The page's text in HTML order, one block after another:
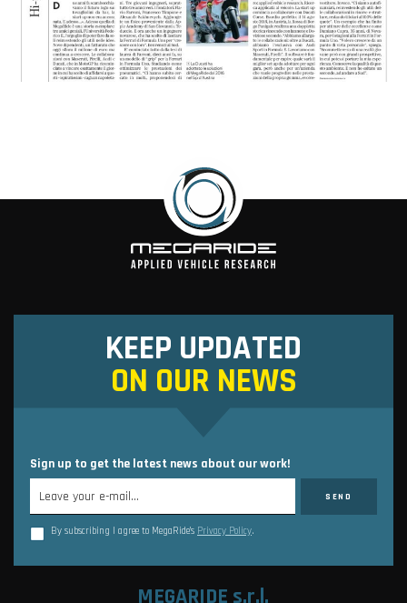
KEEP UPDATED
ON OUR NEWS
Sign up to get the latest news about our work!
By subscribing I agree to MegaRide’s Privacy Policy.
MEGARIDE s.r.l.